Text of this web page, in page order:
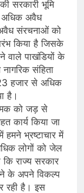
सरकारी भूमि
अधिक अवैध
संरचनाओं को
किया है जिसके
वाले पाखंडियों के
संहिता
हजार से अधिक
है।
को जड़ से
कार्य किया जा
हमने भ्रष्टाचार में
लोगों को जेल
राज्य सरकार
के अपने विकल्प
रही है। इस